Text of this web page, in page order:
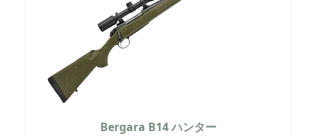
Bergara B14 ハンター